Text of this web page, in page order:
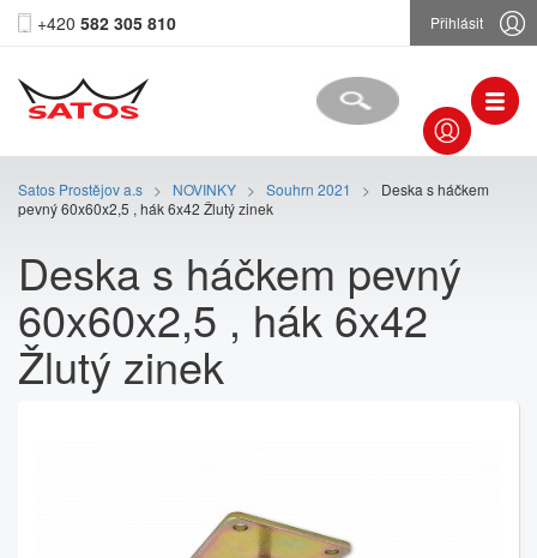
+420 582 305 810 Přihlásit
Satos Prostějov a.s > NOVINKY > Souhrn 2021 >
Deska s háčkem
pevný 60x60x2,5 , hák 6x42 Žlutý zinek
Deska s háčkem pevný
60x60x2,5 , hák 6x42
Žlutý zinek